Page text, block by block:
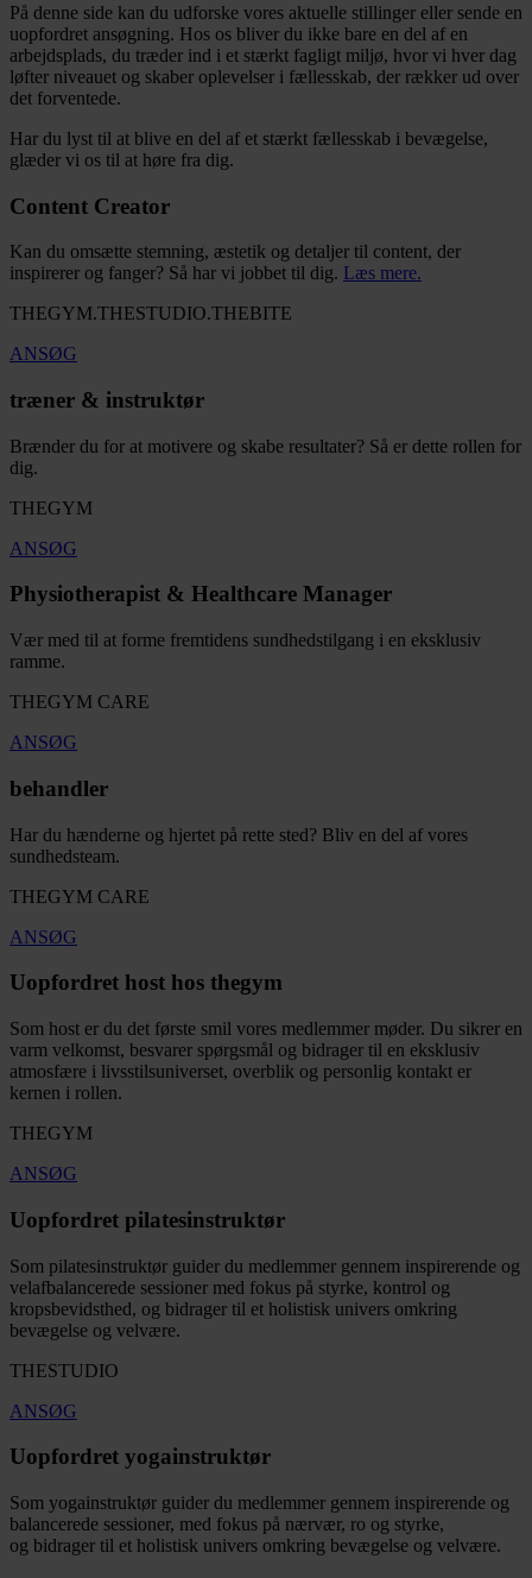
På denne side kan du udforske vores aktuelle stillinger eller sende en
uopfordret ansøgning. Hos os bliver du ikke bare en del af en
arbejdsplads, du træder ind i et stærkt fagligt miljø, hvor vi hver dag
løfter niveauet og skaber oplevelser i fællesskab, der rækker ud over
det forventede.
Har du lyst til at blive en del af et stærkt fællesskab i bevægelse,
glæder vi os til at høre fra dig.
Content Creator
Kan du omsætte stemning, æstetik og detaljer til content, der
inspirerer og fanger? Så har vi jobbet til dig. Læs mere.
THEGYM.THESTUDIO.THEBITE
ANSØG
træner & instruktør
Brænder du for at motivere og skabe resultater? Så er dette rollen for
dig.
THEGYM
ANSØG
Physiotherapist & Healthcare Manager
Vær med til at forme fremtidens sundhedstilgang i en eksklusiv
ramme.
THEGYM CARE
ANSØG
behandler
Har du hænderne og hjertet på rette sted? Bliv en del af vores
sundhedsteam.
THEGYM CARE
ANSØG
Uopfordret host hos thegym
Som host er du det første smil vores medlemmer møder. Du sikrer en
varm velkomst, besvarer spørgsmål og bidrager til en eksklusiv
atmosfære i livsstilsuniverset, overblik og personlig kontakt er
kernen i rollen.
THEGYM
ANSØG
Uopfordret pilatesinstruktør
Som pilatesinstruktør guider du medlemmer gennem inspirerende og
velafbalancerede sessioner med fokus på styrke, kontrol og
kropsbevidsthed, og bidrager til et holistisk univers omkring
bevægelse og velvære.
THESTUDIO
ANSØG
Uopfordret yogainstruktør
Som yogainstruktør guider du medlemmer gennem inspirerende og
balancerede sessioner, med fokus på nærvær, ro og styrke,
og bidrager til et holistisk univers omkring bevægelse og velvære.